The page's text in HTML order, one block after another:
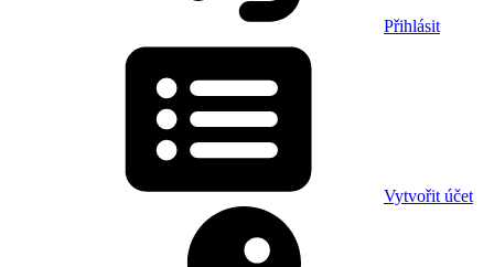
Přihlásit
Vytvořit účet